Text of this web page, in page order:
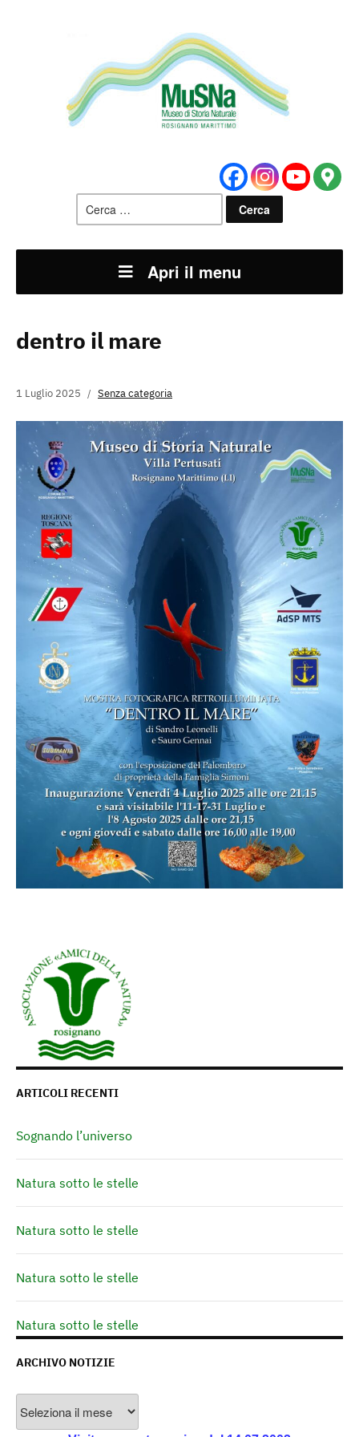
per:
Apri il menu
ARTICOLI RECENTI
Sognando l’universo
Natura sotto le stelle
Natura sotto le stelle
Natura sotto le stelle
Natura sotto le stelle
ARCHIVO NOTIZIE
Notizie
dentro il mare
1 Luglio 2025 Senza categoria